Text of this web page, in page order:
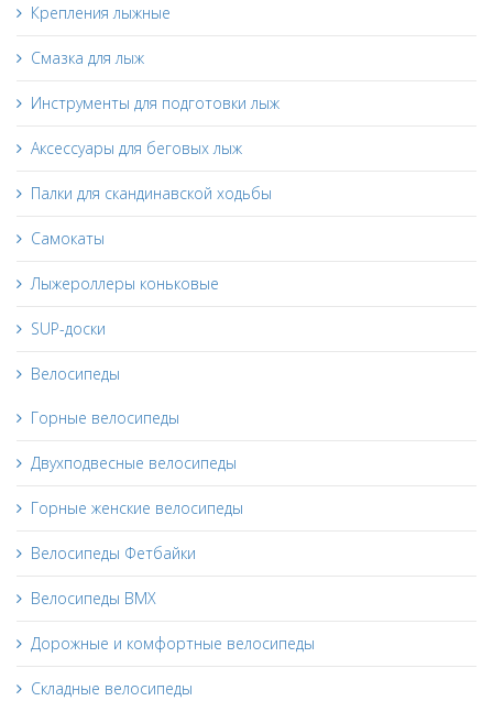
Крепления лыжные
Смазка для лыж
Инструменты для подготовки лыж
Аксессуары для беговых лыж
Палки для скандинавской ходьбы
Самокаты
Лыжероллеры коньковые
SUP-доски
Велосипеды
Горные велосипеды
Двухподвесные велосипеды
Горные женские велосипеды
Велосипеды Фетбайки
Велосипеды BMX
Дорожные и комфортные велосипеды
Складные велосипеды